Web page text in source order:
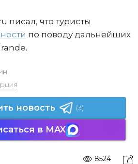
писал, что туристы
по поводу дальнейших
новость (3)
в MAX
8524